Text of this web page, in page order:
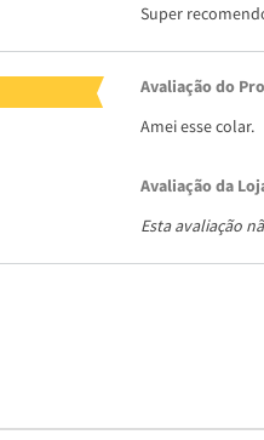
Super
Avaliação do
Amei esse colar.
Avaliação da
Esta avaliação